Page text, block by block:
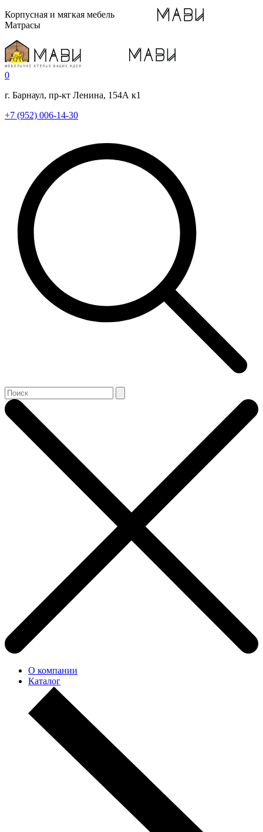
Корпусная и мягкая мебель
Матрасы
0
г. Барнаул, пр-кт Ленина, 154А к1
+7 (952) 006-14-30
О компании
Каталог